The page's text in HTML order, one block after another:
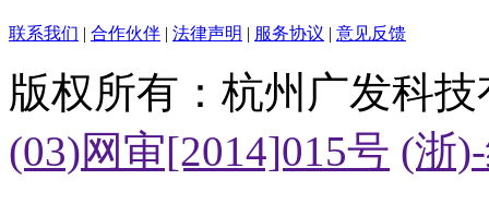
联系我们 | 合作伙伴 | 法律声明 | 服务协议 | 意见反馈
版权所有：杭州广发科
(03)网审[2014]015号 (浙